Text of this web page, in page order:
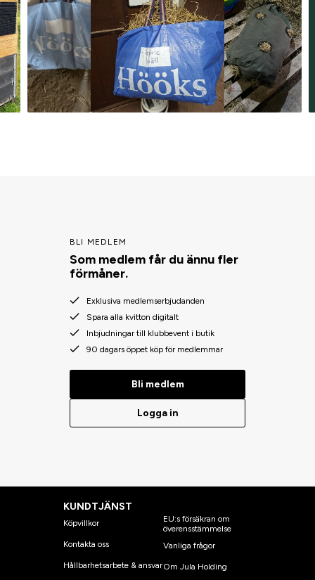
BLI MEDLEM
Som medlem får du ännu fler
förmåner.
Exklusiva medlemserbjudanden
Spara alla kvitton digitalt
Inbjudningar till klubbevent i butik
90 dagars öppet köp för medlemmar
Bli medlem
Logga in
KUNDTJÄNST
Köpvillkor
Kontakta oss
Hållbarhetsarbete & ansvar
EU:s försäkran om
överensstämmelse
Vanliga frågor
Om Jula Holding